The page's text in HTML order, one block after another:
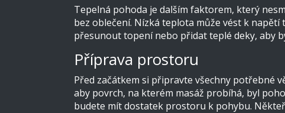
Tepelná pohoda je dalším faktorem, který
bez oblečení. Nízká teplota může vést k
přesunout topení nebo přidat teplé deky, aby
Příprava prostoru
Před začátkem si připravte všechny potřebné
aby povrch, na kterém masáž probíhá, byl
budete mít dostatek prostoru k pohybu.